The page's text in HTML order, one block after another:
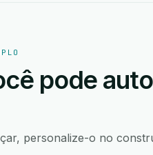
pode
personalize-o no